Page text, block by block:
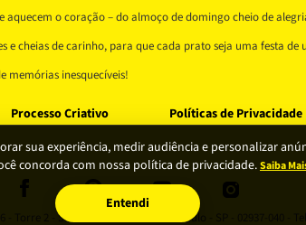
sua experiência, medir audiência e personalizar
concorda com nossa política de privacidade.Saiba
Entendi
aquecem o coração – do almoço de domingo cheio de
cheias de carinho, para que cada prato seja uma festa de
memórias inesquecíveis!
Processo Criativo Políticas de Privacidade
Torre 2 - Sl 14 - Vila Barreto - São Paulo - SP - 02937-040 -